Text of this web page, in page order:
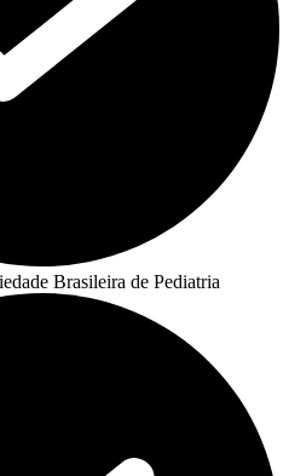
Brasileira de Pediatria